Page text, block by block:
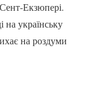
Екзюпері.
українську
на роздуми